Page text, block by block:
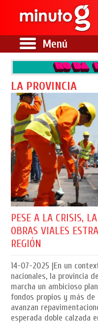
Menú
LA PROVINCIA
PESE A LA CRISIS,
OBRAS VIALES
REGIÓN
14-07-2025 |En un
nacionales, la provincia
marcha un ambicioso
fondos propios y más
avanzan
esperada doble calzada